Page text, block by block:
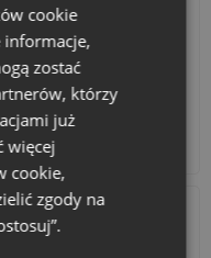
Torby bawełniane
cookie
informacje,
zostać
którzy
już
więcej
cookie,
zgody na